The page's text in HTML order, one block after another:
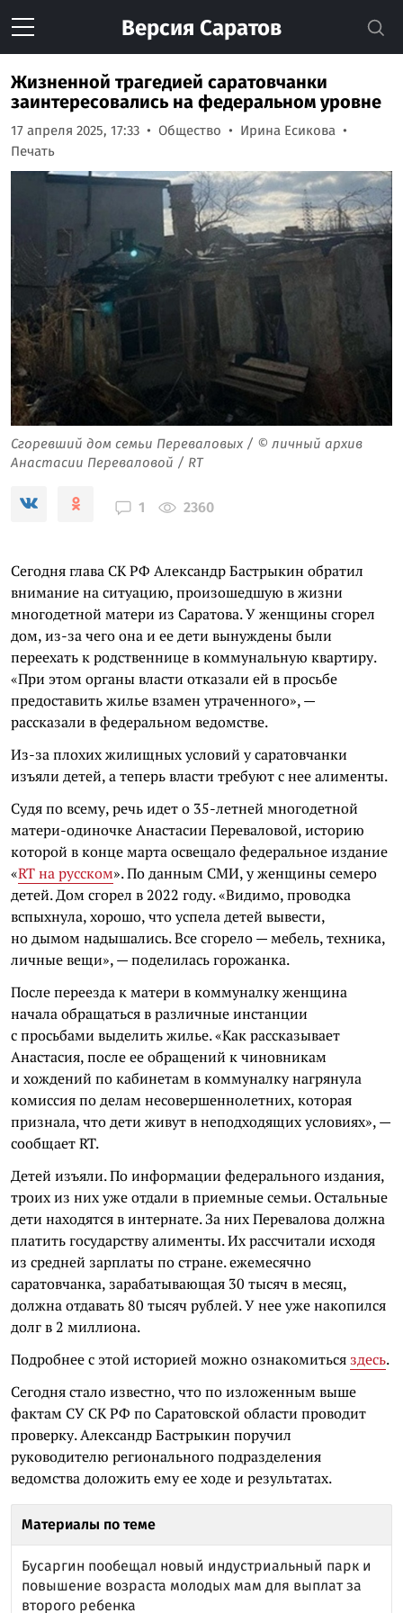
Версия Саратов
Жизненной трагедией саратовчанки
заинтересовались на федеральном уровне
17 апреля 2025, 17:33 Общество
Ирина Есикова
Печать
Сгоревший дом семьи Переваловых / © личный архив
Анастасии Переваловой / RT
1 2360
Сегодня глава СК РФ Александр Бастрыкин обратил
внимание на ситуацию, произошедшую в жизни
многодетной матери из Саратова. У женщины сгорел
дом, из-за чего она и ее дети вынуждены были
переехать к родственнице в коммунальную квартиру.
«При этом органы власти отказали ей в просьбе
предоставить жилье взамен утраченного», —
рассказали в федеральном ведомстве.
Из-за плохих жилищных условий у саратовчанки
изъяли детей, а теперь власти требуют с нее алименты.
Судя по всему, речь идет о 35-летней многодетной
матери-одиночке Анастасии Переваловой, историю
которой в конце марта освещало федеральное издание
«RT на русском». По данным СМИ, у женщины семеро
детей. Дом сгорел в 2022 году. «Видимо, проводка
вспыхнула, хорошо, что успела детей вывести,
но дымом надышались. Все сгорело — мебель, техника,
личные вещи», — поделилась горожанка.
После переезда к матери в коммуналку женщина
начала обращаться в различные инстанции
с просьбами выделить жилье. «Как рассказывает
Анастасия, после ее обращений к чиновникам
и хождений по кабинетам в коммуналку нагрянула
комиссия по делам несовершеннолетних, которая
признала, что дети живут в неподходящих условиях», —
сообщает RT.
Детей изъяли. По информации федерального издания,
троих из них уже отдали в приемные семьи. Остальные
дети находятся в интернате. За них Перевалова должна
платить государству алименты. Их рассчитали исходя
из средней зарплаты по стране. ежемесячно
саратовчанка, зарабатывающая 30 тысяч в месяц,
должна отдавать 80 тысяч рублей. У нее уже накопился
долг в 2 миллиона.
Подробнее с этой историей можно ознакомиться здесь.
Сегодня стало известно, что по изложенным выше
фактам СУ СК РФ по Саратовской области проводит
проверку. Александр Бастрыкин поручил
руководителю регионального подразделения
ведомства доложить ему ее ходе и результатах.
Материалы по теме
Бусаргин пообещал новый индустриальный парк и
повышение возраста молодых мам для выплат за
второго ребенка